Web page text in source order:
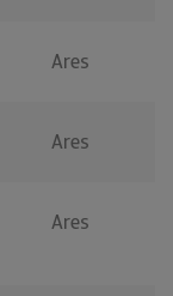
Ares
Ares
Ares